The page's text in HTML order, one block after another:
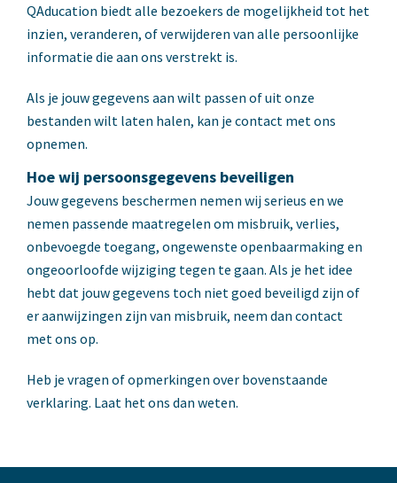
QAducation biedt alle bezoekers de mogelijkheid tot het
inzien, veranderen, of verwijderen van alle persoonlijke
informatie die aan ons verstrekt is.
Als je jouw gegevens aan wilt passen of uit onze
bestanden wilt laten halen, kan je contact met ons
opnemen.
Hoe wij persoonsgegevens beveiligen
Jouw gegevens beschermen nemen wij serieus en we
nemen passende maatregelen om misbruik, verlies,
onbevoegde toegang, ongewenste openbaarmaking en
ongeoorloofde wijziging tegen te gaan. Als je het idee
hebt dat jouw gegevens toch niet goed beveiligd zijn of
er aanwijzingen zijn van misbruik, neem dan contact
met ons op.
Heb je vragen of opmerkingen over bovenstaande
verklaring. Laat het ons dan weten.